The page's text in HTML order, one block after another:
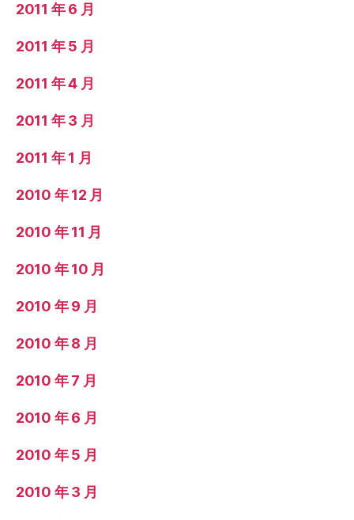
2011 年 6 月
2011 年 5 月
2011 年 4 月
2011 年 3 月
2011 年 1 月
2010 年 12 月
2010 年 11 月
2010 年 10 月
2010 年 9 月
2010 年 8 月
2010 年 7 月
2010 年 6 月
2010 年 5 月
2010 年 3 月